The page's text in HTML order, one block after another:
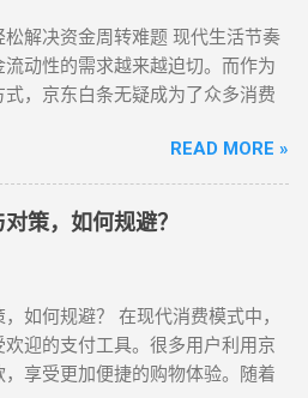
金到账后失联。因此，在选择平
有口碑、信誉较好的平台。 3. 通
外一种方法是通过京东白条的"先
条的活动和任务，可以提高账户
提取额度和速度。此外，合理安
免因为资金池紧张而导致的提取失
现金时，只需轻松操作几下手机，
金融管理的智慧。我学会了如何
浪费。同时，我也明白了在追求
，更让我对自己的财务状况有了
经能够轻松应对各种资金需求，
之间。京东白条不仅仅可以用于
，甚至可以用来支付部分线下商
京东白条在一些年轻人和网购爱好
将这笔额度转化为现金，成为了他
如何套现京东白条额度，快速获取
的主题，如何套现京东白条额度
。否则一旦被平台识别，轻则冻
险。 1. 借助第三方平台 在众多的
套现京东白条额度，可能是最简
解决资金周转难题 现代生活节奏
动性的需求越来越迫切。而作为
，京东白条无疑成为了众多消费
京东白条取现商家就成了不可或缺
，顾名思义，就是能够将您的京东
家。他们通常会提供一定的费
选择。而最吸引人的地方在于，
”的服务，即您完成取现操作后，资
显而易见。无需繁琐的手续和等
题。对于信用评级较低的人群来
而京东白条取现商家则更为灵
READ MORE »
策，如何规避？
如何规避？ 在现代消费模式中，
迎的支付工具。很多用户利用京
享受更加便捷的购物体验。随着